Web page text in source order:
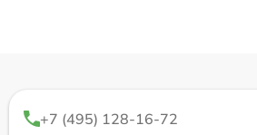
+7 (495) 128-16-72